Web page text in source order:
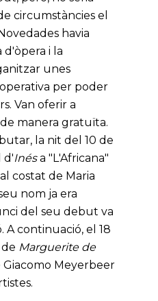
circumstàncies el
havia
d'òpera i la
unes
per poder
Van oferir a
manera gratuïta.
la nit del 10 de
d'Inésa "L'Africana"
costat de Maria
nom ja era
del seu debut va
A continuació, el 18
Marguerite de
Meyerbeer